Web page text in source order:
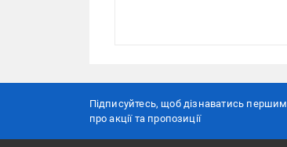
Підписуйтесь, щоб дізнаватись першим
про акції та пропозиції